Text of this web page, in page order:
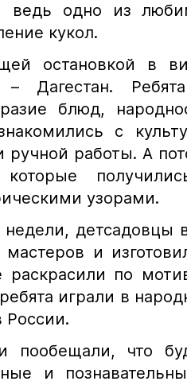
ведь одно из
кукол.
остановкой в
– Дагестан.
блюд,
с
ручной работы. А
узорами.
недели, детсадовцы
мастеров и
раскрасили по
играли в
России.
пообещали, что
и